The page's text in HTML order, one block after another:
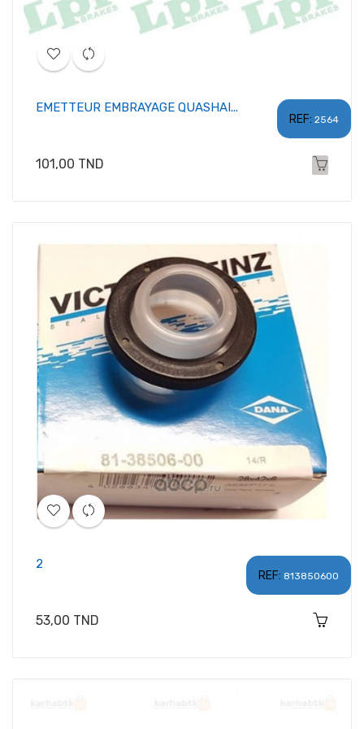
REF: 2564
EMETTEUR EMBRAYAGE QUASHAI...
Prix
101,00 TND
REF: 813850600
2
Prix
53,00 TND